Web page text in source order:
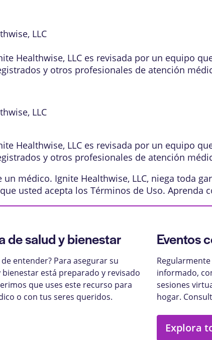
LLC
Healthwise, LLC es revisada por un equipo
y otros profesionales de atención
LLC
Healthwise, LLC es revisada por un equipo
y otros profesionales de atención
médico. Ignite Healthwise, LLC, niega toda
usted acepta los Términos de Uso. Aprenda
de salud y bienestar
entender? Para asegurar su
está preparado y revisado
que uses este recurso para
o con tus seres queridos.
Eventos
informado,
sesiones
hogar.
Explora